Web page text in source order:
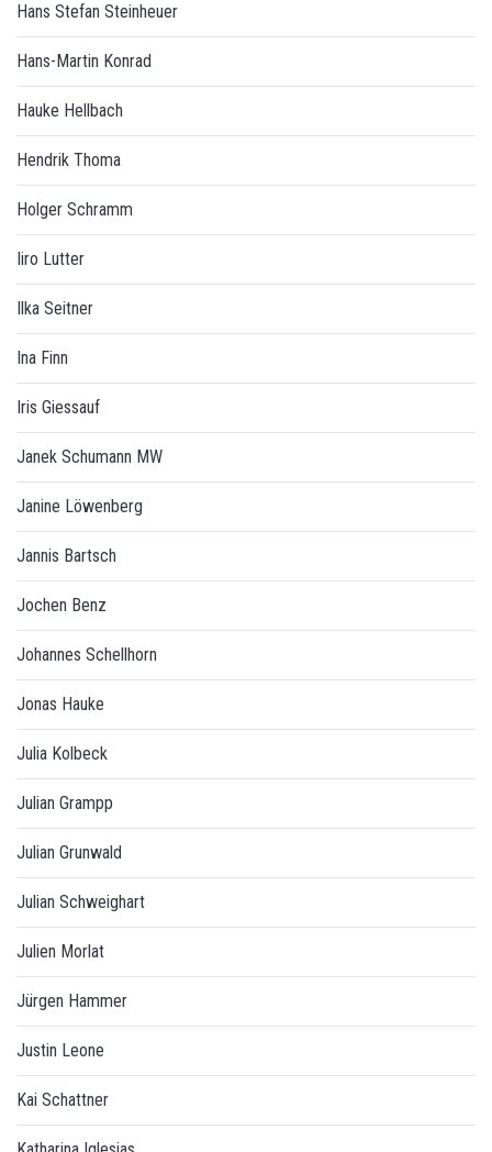
Hans Stefan Steinheuer
Hans-Martin Konrad
Hauke Hellbach
Hendrik Thoma
Holger Schramm
Iiro Lutter
Ilka Seitner
Ina Finn
Iris Giessauf
Janek Schumann MW
Janine Löwenberg
Jannis Bartsch
Jochen Benz
Johannes Schellhorn
Jonas Hauke
Julia Kolbeck
Julian Grampp
Julian Grunwald
Julian Schweighart
Julien Morlat
Jürgen Hammer
Justin Leone
Kai Schattner